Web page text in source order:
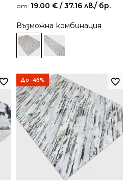
от: 19.00 € / 37.16 лв./ бр.
Възможна комбинация
До -46%